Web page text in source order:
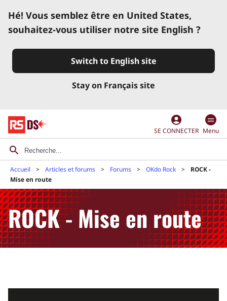
Hé! Vous semblez être en United States,
souhaitez-vous utiliser notre site English ?
Switch to English site
Stay on Français site
account_circle
SE CONNECTER Menu
Accueil Articles et forums Forums OKdo Rock
ROCK -
Mise en route
ROCK - Mise en route